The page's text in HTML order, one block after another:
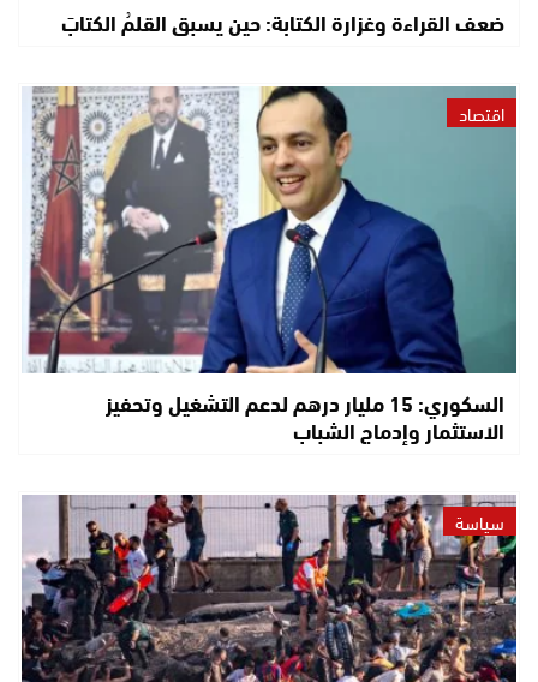
ضعف القراءة وغزارة الكتابة: حين يسبق القلمُ الكتابَ
اقتصاد
السكوري: 15 مليار درهم لدعم التشغيل وتحفيز
الاستثمار وإدماج الشباب
سياسة